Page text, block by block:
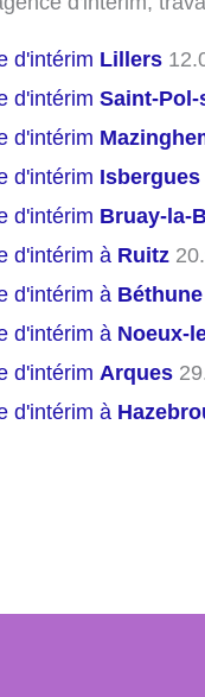
d'intérim Lillers
d'intérim Saint-
d'intérim
d'intérim Isbergues
d'intérim Bruay-la-
d'intérim à Ruitz
d'intérim à Béthune
d'intérim à Noeux-
d'intérim Arques
d'intérim à